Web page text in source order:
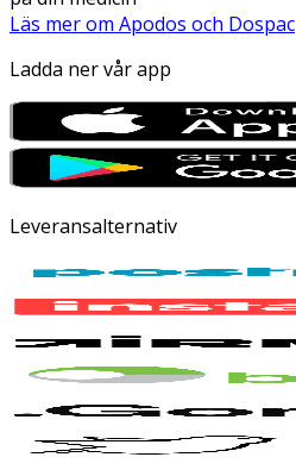
Läs mer om Apodos och Dospac
Ladda ner vår app
Leveransalternativ